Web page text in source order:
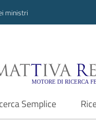
ministri
Semplice